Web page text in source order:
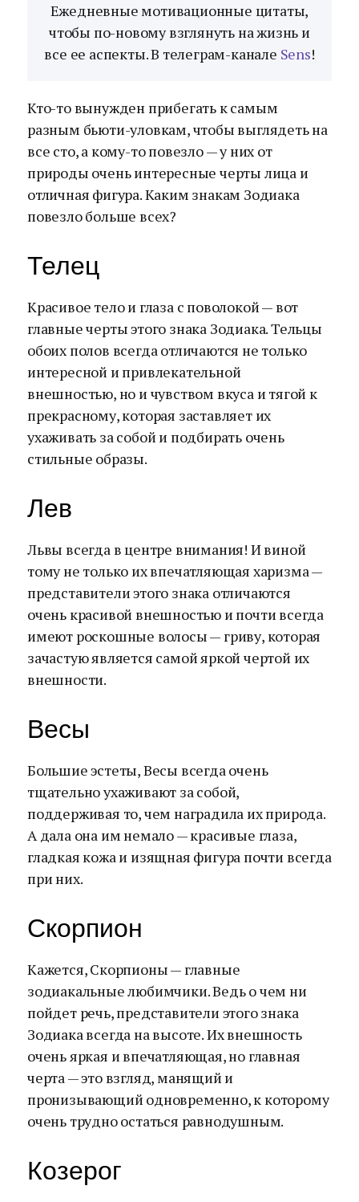
Ежедневные мотивационные цитаты,
чтобы по-новому взглянуть на жизнь и
все ее аспекты. В телеграм-канале Sens!
Кто-то вынужден прибегать к самым
разным бьюти-уловкам, чтобы выглядеть на
все сто, а кому-то повезло — у них от
природы очень интересные черты лица и
отличная фигура. Каким знакам Зодиака
повезло больше всех?
Телец
Красивое тело и глаза с поволокой — вот
главные черты этого знака Зодиака. Тельцы
обоих полов всегда отличаются не только
интересной и привлекательной
внешностью, но и чувством вкуса и тягой к
прекрасному, которая заставляет их
ухаживать за собой и подбирать очень
стильные образы.
Лев
Львы всегда в центре внимания! И виной
тому не только их впечатляющая харизма —
представители этого знака отличаются
очень красивой внешностью и почти всегда
имеют роскошные волосы — гриву, которая
зачастую является самой яркой чертой их
внешности.
Весы
Большие эстеты, Весы всегда очень
тщательно ухаживают за собой,
поддерживая то, чем наградила их природа.
А дала она им немало — красивые глаза,
гладкая кожа и изящная фигура почти всегда
при них.
Скорпион
Кажется, Скорпионы — главные
зодиакальные любимчики. Ведь о чем ни
пойдет речь, представители этого знака
Зодиака всегда на высоте. Их внешность
очень яркая и впечатляющая, но главная
черта — это взгляд, манящий и
пронизывающий одновременно, к которому
очень трудно остаться равнодушным.
Козерог